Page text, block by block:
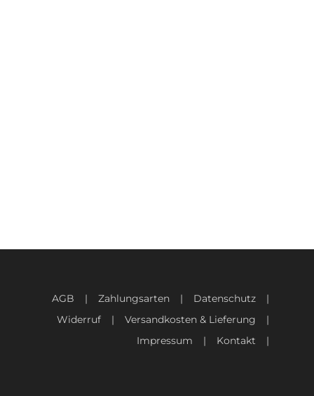
AGB Zahlungsarten
Datenschutz
Widerruf
Versandkosten & Lieferung
Impressum
Kontakt